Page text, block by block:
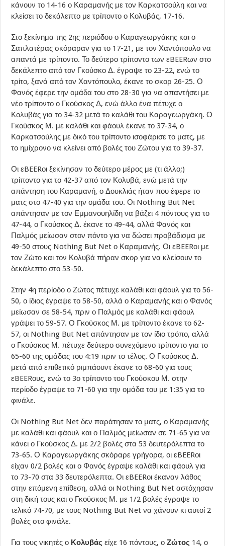
κάνουν το 14-16 ο Καραμανής με τον Καρκατσούλη και να
κλείσει το δεκάλεπτο με τρίποντο ο Κολυβάς, 17-16.
Στο ξεκίνημα της 2ης περιόδου ο Καραγεωργάκης και ο
Σαπλατέρας σκόραραν για το 17-21, με τον Χαντόπουλο να
απαντά με τρίποντο. Το δεύτερο τρίποντο των εBEERων στο
δεκάλεπτο από τον Γκούσκο Δ. έγραψε το 23-22, ενώ το
τρίτο, ξανά από τον Χαντόπουλο, έκανε το σκορ 26-25. Ο
Φανός έφερε την ομάδα του στο 28-30 για να απαντήσει με
νέο τρίποντο ο Γκούσκος Δ, ενώ άλλο ένα πέτυχε ο
Κολυβάς για το 34-32 μετά το καλάθι του Καραγεωργάκη. Ο
Γκούσκος Μ. με καλάθι και φάουλ έκανε το 37-34, ο
Καρκατσούλης με δικό του τρίποντο ισοφάρισε το ματς, με
το ημίχρονο να κλείνει από βολές του Ζώτου για το 39-37.
Οι εBEERοι ξεκίνησαν το δεύτερο μέρος με (τι άλλο;)
τρίποντο για το 42-37 από τον Κολυβά, ενώ μετά την
απάντηση του Καραμανή, ο Δουκλιάς ήταν που έφερε το
ματς στο 47-40 για την ομάδα του. Οι Nothing But Net
απάντησαν με τον Εμμανουηλίδη να βάζει 4 πόντους για το
47-44, ο Γκούσκος Δ. έκανε το 49-44, αλλά Φανός και
Παλμός μείωσαν στον πόντο για να δώσει προβάδισμα με
49-50 στους Nothing But Net ο Καραμανής. Οι εBEERοι με
τον Ζώτο και τον Κολυβά πήραν σκορ για να κλείσουν το
δεκάλεπτο στο 53-50.
Στην 4η περίοδο ο Ζώτος πέτυχε καλάθι και φάουλ για το 56-
50, ο ίδιος έγραψε το 58-50, αλλά ο Καραμανής και ο Φανός
μείωσαν σε 58-54, πριν ο Παλμός με καλάθι και φάουλ
γράψει το 59-57. Ο Γκούσκος Μ. με τρίποντο έκανε το 62-
57, οι Nothing But Net απάντησαν με τον ίδιο τρόπο, αλλά
ο Γκούσκος Μ. πέτυχε δεύτερο συνεχόμενο τρίποντο για το
65-60 της ομάδας του 4:19 πριν το τέλος. Ο Γκούσκος Δ.
μετά από επιθετικό ριμπάουντ έκανε το 68-60 για τους
εBEERους, ενώ το 3ο τρίποντο του Γκούσκου Μ. στην
περίοδο έγραψε το 71-60 για την ομάδα του με 1:35 για το
φινάλε.
Οι Nothing But Net δεν παράτησαν το ματς, ο Καραμανής
με καλάθι και φάουλ και ο Παλμός μείωσαν σε 71-65 για να
κάνει ο Γκούσκος Δ. με 2/2 βολές στα 53 δευτερόλεπτα το
73-65. Ο Καραγεωργάκης σκόραρε γρήγορα, οι εBEERοι
είχαν 0/2 βολές και ο Φανός έγραψε καλάθι και φάουλ για
το 73-70 στα 33 δευτερόλεπτα. Οι εBEERοι έκαναν λάθος
στην επόμενη επίθεση, αλλά οι Nothing But Net αστόχησαν
στη δική τους και ο Γκούσκος Μ. με 1/2 βολές έγραψε το
τελικό 74-70, με τους Nothing But Net να χάνουν κι αυτοί 2
βολές στο φινάλε.
Για τους νικητές ο Κολυβάςείχε 16 πόντους, οΖώτος 14, ο